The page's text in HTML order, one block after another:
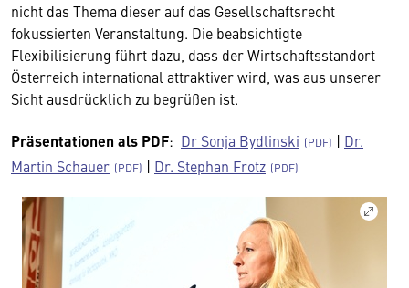
nicht das Thema dieser auf das Gesellschaftsrecht
fokussierten Veranstaltung. Die beabsichtigte
Flexibilisierung führt dazu, dass der Wirtschaftsstandort
Österreich international attraktiver wird, was aus unserer
Sicht ausdrücklich zu begrüßen ist.
Präsentationen als PDF: Dr Sonja Bydlinski | Dr.
Martin Schauer
| Dr. Stephan Frotz